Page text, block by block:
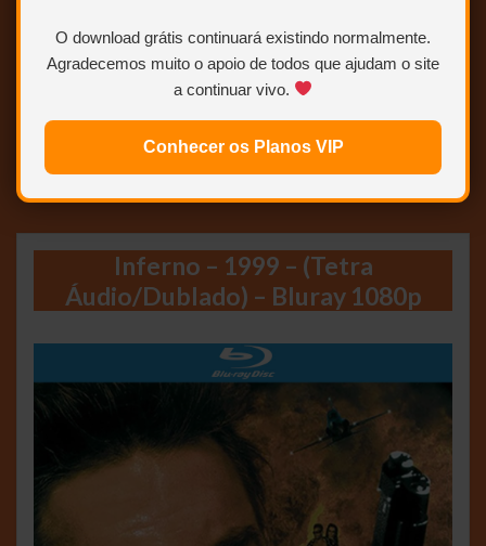
O download grátis continuará existindo normalmente.
Agradecemos muito o apoio de todos que ajudam o site
a continuar vivo.
Conhecer os Planos VIP
100%
Inferno – 1999 – (Tetra
Áudio/Dublado) – Bluray 1080p